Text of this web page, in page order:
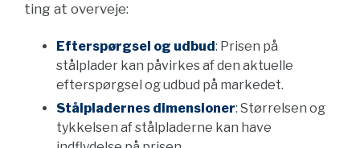
ting at overveje:
Efterspørgsel og udbud: Prisen på
stålplader kan påvirkes af den aktuelle
efterspørgsel og udbud på markedet.
Stålpladernes dimensioner: Størrelsen og
tykkelsen af stålpladerne kan have